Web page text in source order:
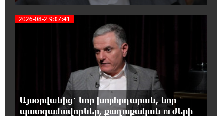
աշխատանքներ
23:22:54 7-08-2026
Իտալական Սիցիլիա կղզում ժայթքել է
Էտնա հրաբուխը
22:59:55 7-08-2026
Պայթյուն՝ Իրանում․ հաղորդվում է զոհերի
ու վիրավորների մասին
2026-08-2 9:07:41
Այսօրվանից՝ նոր խորհրդարան, նոր
պատգամավորներ, քաղաքական ուժերի
3